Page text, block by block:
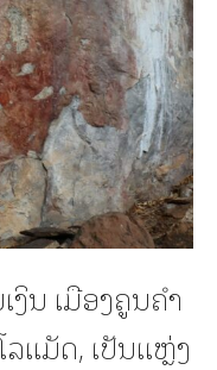
ນ ເມືອງຄູນຄໍາ
ແມັດ, ເປັນແຫຼ່ງ